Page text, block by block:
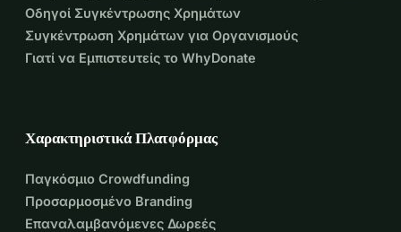
Οδηγοί Συγκέντρωσης Χρημάτων
Συγκέντρωση Χρημάτων για Οργανισμούς
Γιατί να Εμπιστευτείς το WhyDonate
Χαρακτηριστικά Πλατφόρμας
Παγκόσμιο Crowdfunding
Προσαρμοσμένο Branding
Επαναλαμβανόμενες Δωρεές